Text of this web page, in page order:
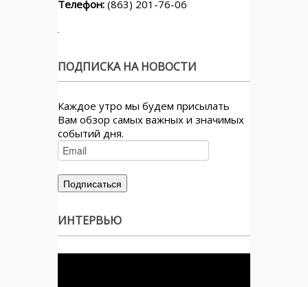
Телефон: (863) 201-76-06
ПОДПИСКА НА НОВОСТИ
Каждое утро мы будем присылать
Вам обзор самых важных и значимых
событий дня.
ИНТЕРВЬЮ